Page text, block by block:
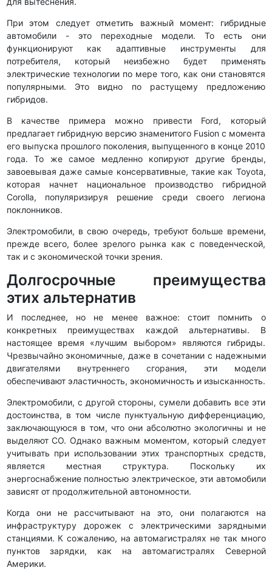
При этом следует отметить важный момент: гибридные
автомобили - это переходные модели. То есть они
функционируют как адаптивные инструменты для
потребителя, который неизбежно будет применять
электрические технологии по мере того, как они становятся
популярными. Это видно по растущему предложению
гибридов.
В качестве примера можно привести Ford, который
предлагает гибридную версию знаменитого Fusion с момента
его выпуска прошлого поколения, выпущенного в конце 2010
года. То же самое медленно копируют другие бренды,
завоевывая даже самые консервативные, такие как Toyota,
которая начнет национальное производство гибридной
Corolla, популяризируя решение среди своего легиона
поклонников.
Электромобили, в свою очередь, требуют больше времени,
прежде всего, более зрелого рынка как с поведенческой,
так и с экономической точки зрения.
Долгосрочные преимущества
этих альтернатив
И последнее, но не менее важное: стоит помнить о
конкретных преимуществах каждой альтернативы. В
настоящее время «лучшим выбором» являются гибриды.
Чрезвычайно экономичные, даже в сочетании с надежными
двигателями внутреннего сгорания, эти модели
обеспечивают эластичность, экономичность и изысканность.
Электромобили, с другой стороны, сумели добавить все эти
достоинства, в том числе пунктуальную дифференциацию,
заключающуюся в том, что они абсолютно экологичны и не
выделяют CO. Однако важным моментом, который следует
учитывать при использовании этих транспортных средств,
является местная структура. Поскольку их
энергоснабжение полностью электрическое, эти автомобили
зависят от продолжительной автономности.
Когда они не рассчитывают на это, они полагаются на
инфраструктуру дорожек с электрическими зарядными
станциями. К сожалению, на автомагистралях не так много
пунктов зарядки, как на автомагистралях Северной
Америки.